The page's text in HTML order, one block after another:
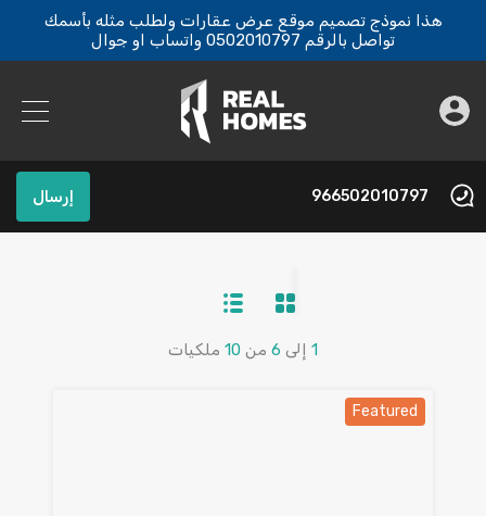
هذا نموذج تصميم موقع عرض عقارات ولطلب مثله بأسمك
تواصل بالرقم 0502010797 واتساب او جوال
966502010797 إرسال
1 إلى 6 من 10 ملكيات
Featured